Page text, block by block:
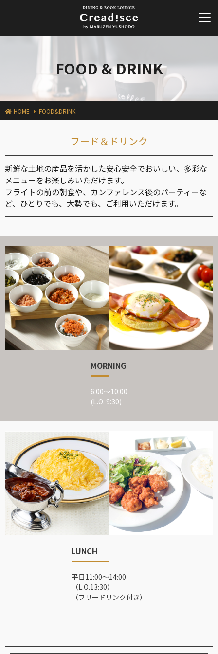
FOOD & DRINK
HOME FOOD&DRINK
フード＆ドリンク
新鮮な土地の産品を活かした安心安全でおいしい、多彩な
メニューをお楽しみいただけます。
フライトの前の朝食や、カンファレンス後のパーティーな
ど、ひとりでも、大勢でも、ご利用いただけます。
MORNING
6:00～10:00
(L.O. 9:30)
LUNCH
平日11:00～14:00
（L.O.13:30）
（フリードリンク付き）